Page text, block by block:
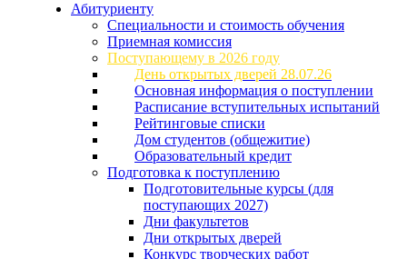
Абитуриенту
Специальности и стоимость обучения
Приемная комиссия
Поступающему в 2026 году
День открытых дверей 28.07.26
Основная информация о поступлении
Расписание вступительных испытаний
Рейтинговые списки
Дом студентов (общежитие)
Образовательный кредит
Подготовка к поступлению
Подготовительные курсы (для
поступающих 2027)
Дни факультетов
Дни открытых дверей
Конкурс творческих работ